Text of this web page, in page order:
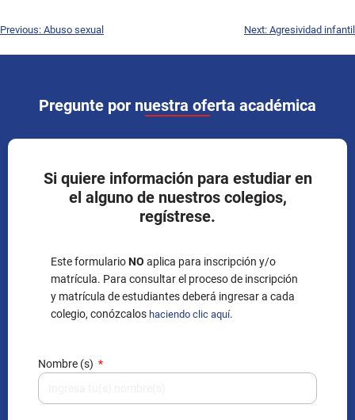
Previous: Abuso sexual Next: Agresividad infantil
Pregunte por nuestra oferta académica
Si quiere información para estudiar en
el alguno de nuestros colegios,
regístrese.
Este formularioNO aplica para inscripción y/o
matrícula. Para consultar el proceso de inscripción
y matrícula de estudiantes deberá ingresar a cada
colegio, conózcalos haciendo clic aquí.
Nombre (s)